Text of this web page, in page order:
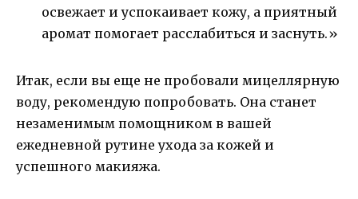
освежает и успокаивает кожу, а приятный
аромат помогает расслабиться и заснуть.»
Итак, если вы еще не пробовали мицеллярную
воду, рекомендую попробовать. Она станет
незаменимым помощником в вашей
ежедневной рутине ухода за кожей и
успешного макияжа.